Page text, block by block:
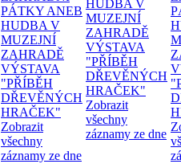
PÁTKY ANEB
HUDBA V
MUZEJNÍ
ZAHRADĚ
VÝSTAVA
"PŘÍBĚH
DŘEVĚNÝCH
HRAČEK"
Zobrazit
všechny
záznamy ze dne
HUDBA V
MUZEJNÍ
ZAHRADĚ
VÝSTAVA
"PŘÍBĚH
DŘEVĚNÝCH
HRAČEK"
Zobrazit
všechny
záznamy ze dne